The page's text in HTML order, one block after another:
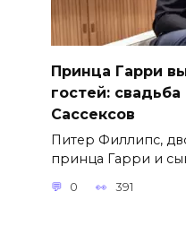
Принца Гарри
гостей:
Сассексов
Питер Филлипс,
принца Гарри и
0 391